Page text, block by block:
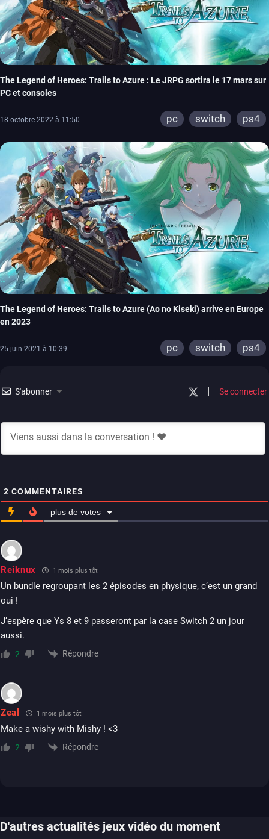
The Legend of Heroes: Trails to Azure : Le JRPG sortira le 17 mars sur
PC et consoles
18 octobre 2022 à 11:50 pc switch ps4
The Legend of Heroes: Trails to Azure (Ao no Kiseki) arrive en Europe
en 2023
25 juin 2021 à 10:39 pc switch ps4
S'abonner Se connecter
2 COMMENTAIRES
plus de votes
Reiknux 1 mois plus tôt
Un bundle regroupant les 2 épisodes en physique, c’est un grand
oui !
J’espère que Ys 8 et 9 passeront par la case Switch 2 un jour
aussi.
2 Répondre
Zeal 1 mois plus tôt
Make a wishy with Mishy ! <3
2 Répondre
D'autres actualités jeux vidéo du moment